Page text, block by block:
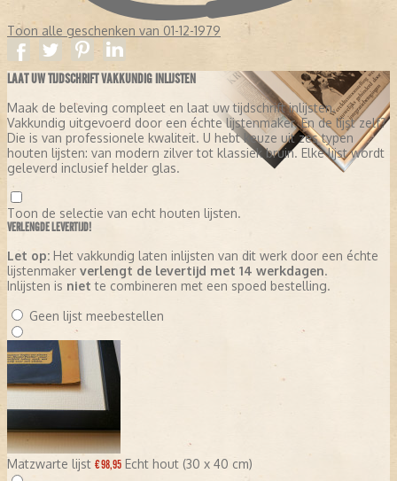
Toon alle geschenken van 01-12-1979
LAAT UW TIJDSCHRIFT VAKKUNDIG INLIJSTEN
Maak de beleving compleet en laat uw tijdschrift inlijsten.
Vakkundig uitgevoerd door een échte lijstenmaker. En de lijst zelf?
Die is van professionele kwaliteit. U hebt keuze uit zes typen
houten lijsten: van modern zilver tot klassiek bruin. Elke lijst wordt
geleverd inclusief helder glas.
Toon de selectie van echt houten lijsten.
VERLENGDE LEVERTIJD!
Let op: Het vakkundig laten inlijsten van dit werk door een échte
lijstenmaker verlengt de levertijd met 14 werkdagen.
Inlijsten is niet te combineren met een spoed bestelling.
Geen lijst meebestellen
Matzwarte lijst € 98,95 Echt hout (30 x 40 cm)